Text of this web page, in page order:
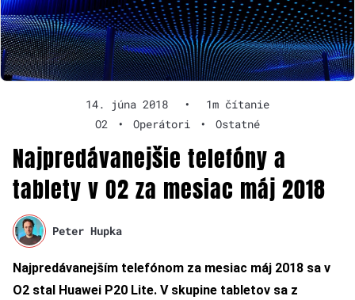
14. júna 2018 •
1m čítanie
O2
• Operátori • Ostatné
Najpredávanejšie telefóny a
tablety v O2 za mesiac máj 2018
Peter Hupka
Najpredávanejším telefónom za mesiac máj 2018 sa v
O2 stal Huawei P20 Lite. V skupine tabletov sa z